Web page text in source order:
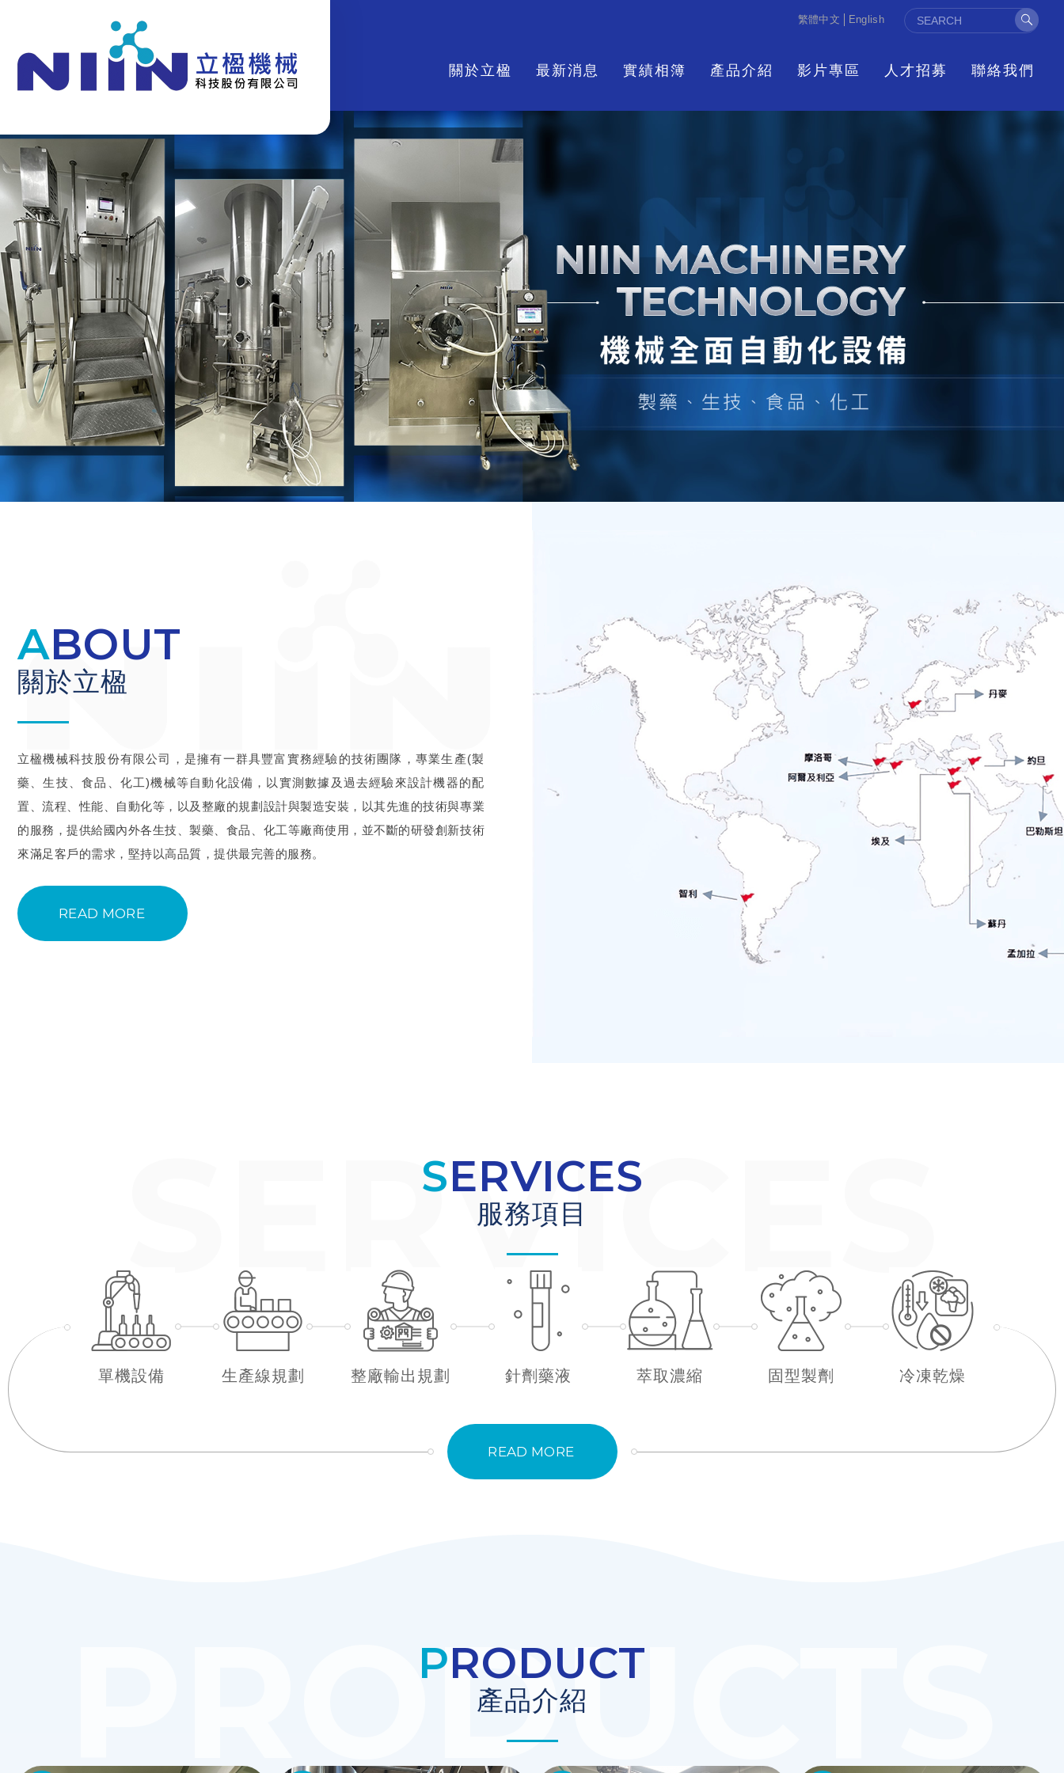
繁體中文 English
關於立楹 最新消息 實績相簿 產品介紹 影片專區 人才招募 聯絡我們
ABOUT
關於立楹
立楹機械科技股份有限公司，是擁有一群具豐富實務經驗的技術團隊，專業生產(製
藥、生技、食品、化工)機械等自動化設備，以實測數據及過去經驗來設計機器的配
置、流程、性能、自動化等，以及整廠的規劃設計與製造安裝，以其先進的技術與專業
的服務，提供給國內外各生技、製藥、食品、化工等廠商使用，並不斷的研發創新技術
來滿足客戶的需求，堅持以高品質，提供最完善的服務。
READ MORE
SERVICES
服務項目
單機設備 生產線規劃 整廠輸出規劃 針劑藥液 萃取濃縮 固型製劑 冷凍乾燥
READ MORE
PRODUCT
產品介紹